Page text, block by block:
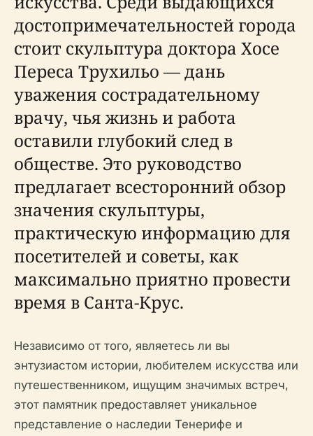
достопримечательностей города
стоит скульптура доктора Хосе
Переса Трухильо — дань
уважения сострадательному
врачу, чья жизнь и работа
оставили глубокий след в
обществе. Это руководство
предлагает всесторонний обзор
значения скульптуры,
практическую информацию для
посетителей и советы, как
максимально приятно провести
время в Санта-Крус.
Независимо от того, являетесь ли вы
энтузиастом истории, любителем искусства или
путешественником, ищущим значимых встреч,
этот памятник предоставляет уникальное
представление о наследии Тенерифе и